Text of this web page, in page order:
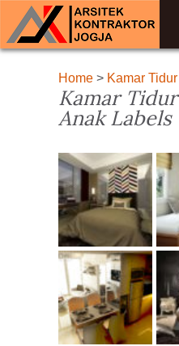
Home> Kamar
Kamar
Anak Labels